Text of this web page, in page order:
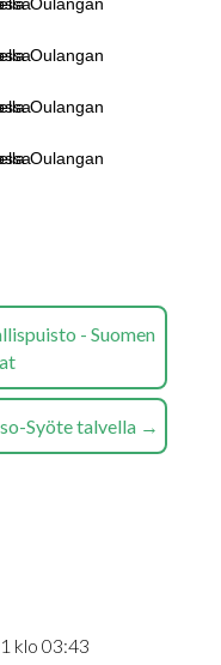
- Suomen
Syöte talvella →
klo 03:43